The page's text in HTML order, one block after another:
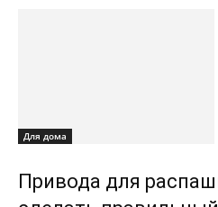
Для дома
Привода для